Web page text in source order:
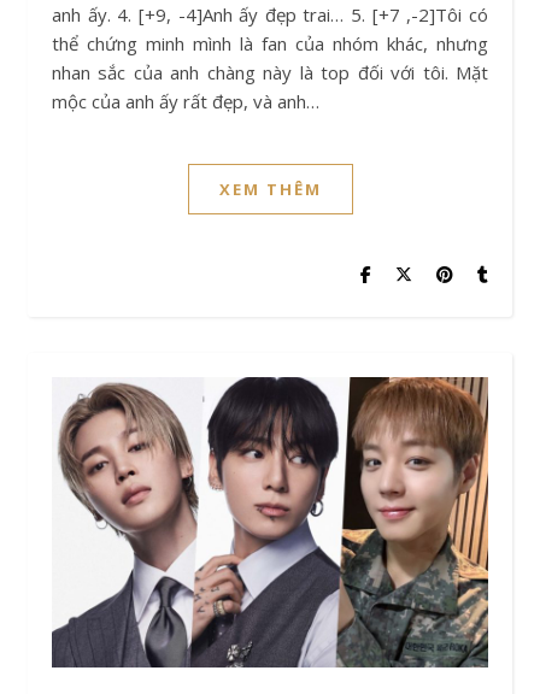
anh ấy. 4. [+9, -4]Anh ấy đẹp trai… 5. [+7 ,-2]Tôi có
thể chứng minh mình là fan của nhóm khác, nhưng
nhan sắc của anh chàng này là top đối với tôi. Mặt
mộc của anh ấy rất đẹp, và anh…
XEM THÊM